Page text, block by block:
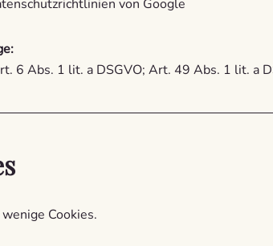
von Google
6 Abs. 1 lit. a DSGVO; Art. 49 Abs. 1 lit. a
Cookies.